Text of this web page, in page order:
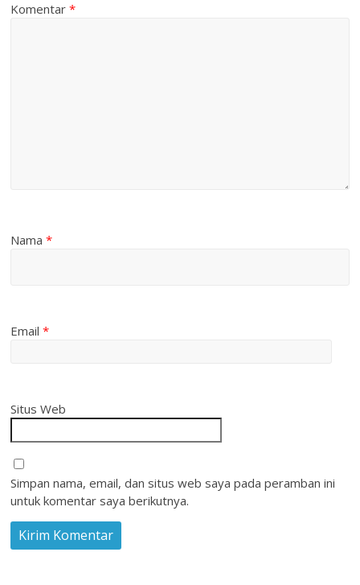
Komentar*
Nama*
Email*
Situs Web
Simpan nama, email, dan situs web saya pada peramban ini
untuk komentar saya berikutnya.